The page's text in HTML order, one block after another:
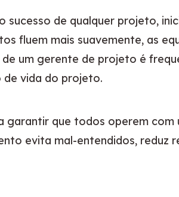
de qualquer projeto,
fluem mais suavemente, as
um gerente de projeto é
vida do projeto.
garantir que todos operem com
evita mal-entendidos,